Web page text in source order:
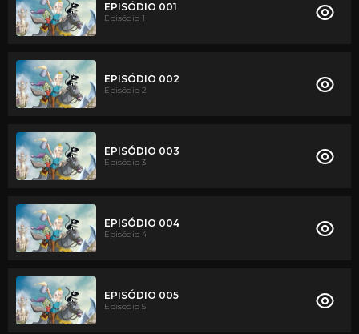
EPISÓDIO 001
Episódio 1
EPISÓDIO 002
Episódio 2
EPISÓDIO 003
Episódio 3
EPISÓDIO 004
Episódio 4
EPISÓDIO 005
Episódio 5